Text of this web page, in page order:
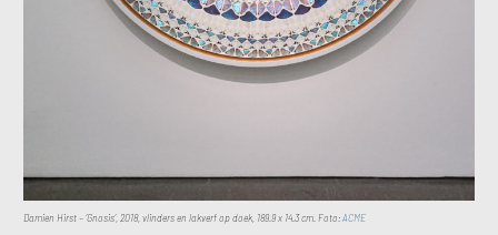
Damien Hirst – ‘Gnosis’, 2018, vlinders en lakverf op doek, 189.9 x 14.3 cm. Foto:ACME